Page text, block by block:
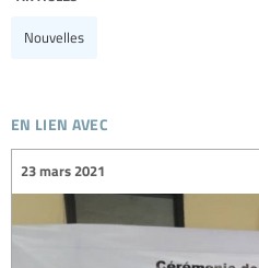
Nouvelles
en lien avec
23 mars 2021